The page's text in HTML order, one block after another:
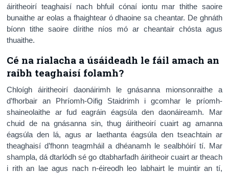
áiritheoirí teaghaisí nach bhfuil cónaí iontu mar thithe saoire
bunaithe ar eolas a fhaightear ó dhaoine sa cheantar. De ghnáth
bíonn tithe saoire dírithe níos mó ar cheantair chósta agus
thuaithe.
Cé na rialacha a úsáideadh le fáil amach an
raibh teaghaisí folamh?
Chloígh áiritheoirí daonáirimh le gnásanna mionsonraithe a
d’fhorbair an Phríomh-Oifig Staidrimh i gcomhar le príomh-
shaineolaithe ar fud eagráin éagsúla den daonáireamh. Mar
chuid de na gnásanna sin, thug áiritheoirí cuairt ag amanna
éagsúla den lá, agus ar laethanta éagsúla den tseachtain ar
theaghaisí d’fhonn teagmháil a dhéanamh le sealbhóirí tí. Mar
shampla, dá dtarlódh sé go dtabharfadh áiritheoir cuairt ar theach
i rith an lae agus nach n-éireodh leo labhairt le muintir an tí,